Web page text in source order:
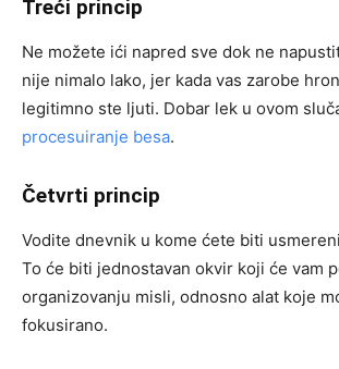
Treći princip
Ne možete ići napred sve dok ne
nije nimalo lako, jer kada vas zarobe
legitimno ste ljuti. Dobar lek u ovom
procesuiranje besa.
Četvrti princip
Vodite dnevnik u kome ćete biti
To će biti jednostavan okvir koji će vam
organizovanju misli, odnosno alat koje
fokusirano.